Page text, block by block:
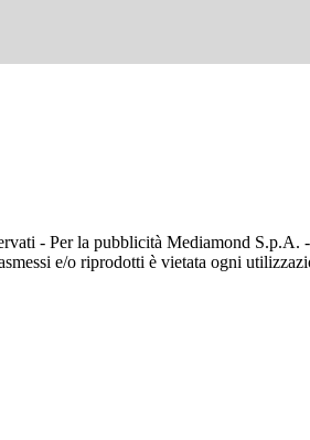
- Per la pubblicità Mediamond S.p.A.
e/o riprodotti è vietata ogni